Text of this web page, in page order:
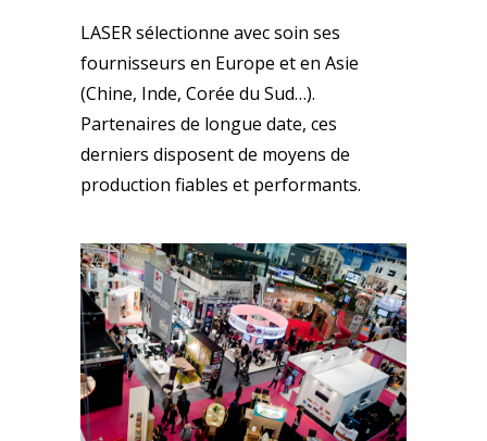
LASER sélectionne avec soin ses
fournisseurs en Europe et en Asie
(Chine, Inde, Corée du Sud…).
Partenaires de longue date, ces
derniers disposent de moyens de
production fiables et performants.